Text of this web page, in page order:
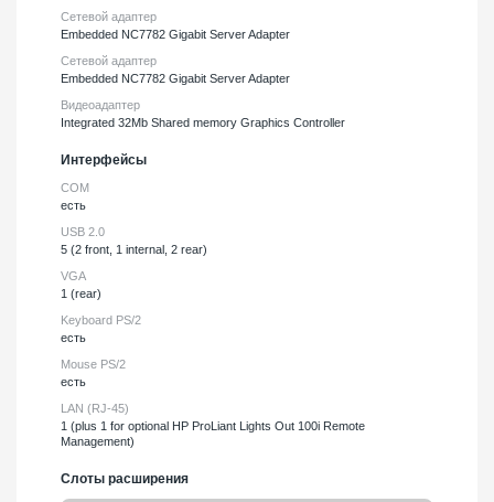
Сетевой адаптер
Embedded NC7782 Gigabit Server Adapter
Сетевой адаптер
Embedded NC7782 Gigabit Server Adapter
Видеоадаптер
Integrated 32Mb Shared memory Graphics Controller
Интерфейсы
COM
есть
USB 2.0
5 (2 front, 1 internal, 2 rear)
VGA
1 (rear)
Keyboard PS/2
есть
Mouse PS/2
есть
LAN (RJ-45)
1 (plus 1 for optional HP ProLiant Lights Out 100i Remote
Management)
Слоты расширения